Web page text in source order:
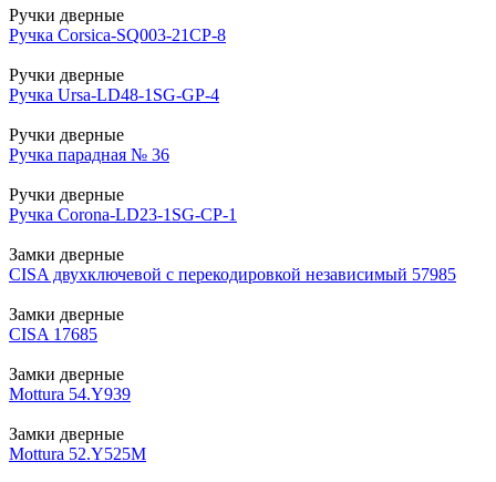
Ручки дверные
Ручка Corsica-SQ003-21СР-8
Ручки дверные
Ручка Ursa-LD48-1SG-GP-4
Ручки дверные
Ручка парадная № 36
Ручки дверные
Ручка Corona-LD23-1SG-CP-1
Замки дверные
CISA двухключевой с перекодировкой независимый 57985
Замки дверные
CISA 17685
Замки дверные
Mottura 54.Y939
Замки дверные
Mottura 52.Y525М